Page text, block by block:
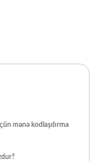
mənə kodlaşdırma